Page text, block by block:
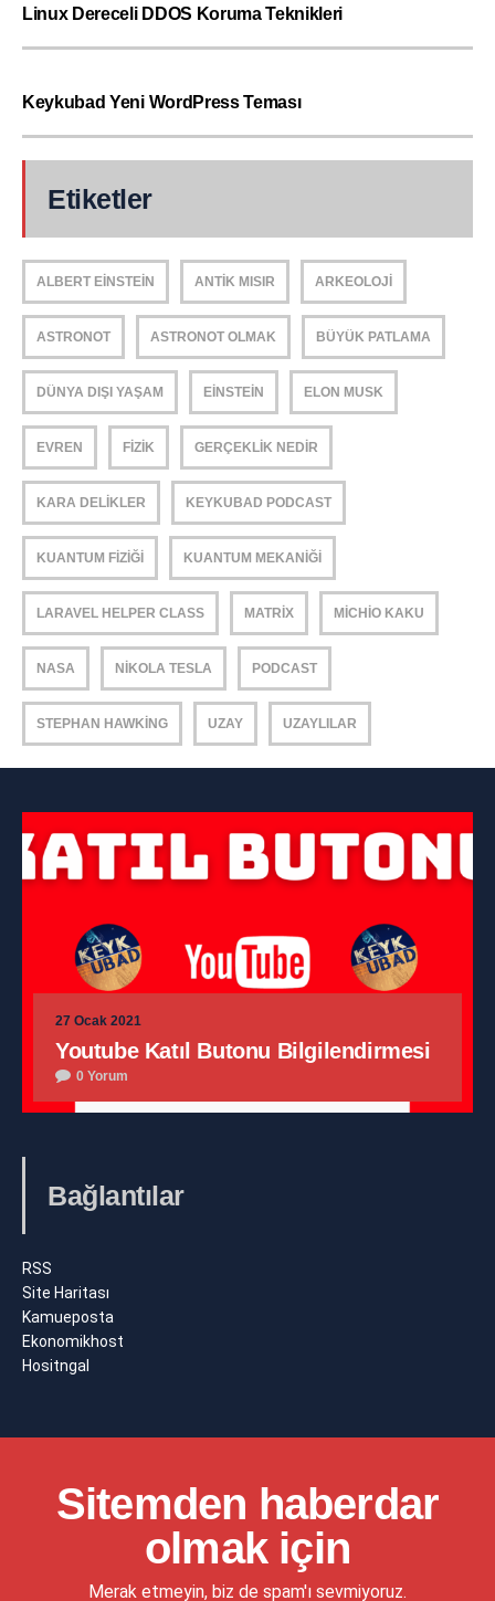
Linux Dereceli DDOS Koruma Teknikleri
Keykubad Yeni WordPress Teması
Etiketler
ALBERT EINSTEIN ANTIK MISIR ARKEOLOJI
ASTRONOT ASTRONOT OLMAK BÜYÜK PATLAMA
DÜNYA DIŞI YAŞAM EINSTEIN ELON MUSK
EVREN FIZIK GERÇEKLIK NEDIR
KARA DELIKLER KEYKUBAD PODCAST
KUANTUM FIZIĞI KUANTUM MEKANIĞI
LARAVEL HELPER CLASS MATRIX MICHIO KAKU
NASA NIKOLA TESLA PODCAST
STEPHAN HAWKING UZAY UZAYLILAR
27 Ocak 2021
Youtube Katıl Butonu Bilgilendirmesi
0 Yorum
Bağlantılar
RSS
Site Haritası
Kamueposta
Ekonomikhost
Hositngal
Sitemden haberdar
olmak için
Merak etmeyin, biz de spam'ı sevmiyoruz.